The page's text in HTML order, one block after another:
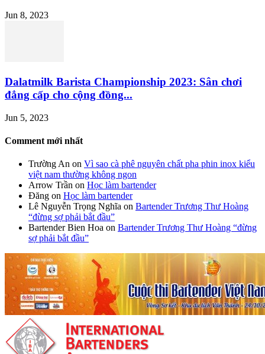
Jun 8, 2023
Dalatmilk Barista Championship 2023: Sân chơi
đẳng cấp cho cộng đồng...
Jun 5, 2023
Comment mới nhất
Trường An on Vì sao cà phê nguyên chất pha phin inox kiểu
việt nam thường không ngon
Arrow Trần on Học làm bartender
Đăng on Học làm bartender
Lê Nguyễn Trọng Nghĩa on Bartender Trương Thư Hoàng
“đừng sợ phải bắt đầu”
Bartender Bien Hoa on Bartender Trương Thư Hoàng “đừng
sợ phải bắt đầu”